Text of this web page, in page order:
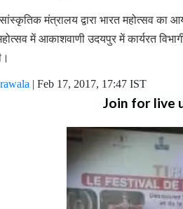
मंत्रालय द्वारा भारत महोत्सव
में आकाशवाणी उदयपुर में कार्यरत
| Feb 17, 2017, 17:47 IST
Join for live